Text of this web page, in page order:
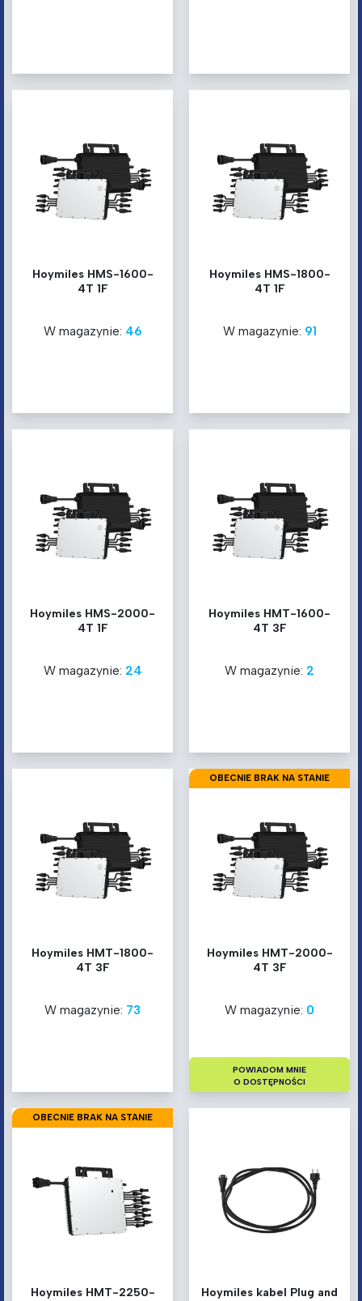
Hoymiles HMS-1600-
4T 1F
W magazynie: 46
Hoymiles HMS-1800-
4T 1F
W magazynie: 91
Hoymiles HMS-2000-
4T 1F
W magazynie: 24
Hoymiles HMT-1600-
4T 3F
W magazynie: 2
Hoymiles HMT-1800-
4T 3F
W magazynie: 73
OBECNIE BRAK NA STANIE
Hoymiles HMT-2000-
4T 3F
W magazynie: 0
POWIADOM MNIE
O DOSTĘPNOŚCI
OBECNIE BRAK NA STANIE
Hoymiles HMT-2250-
Hoymiles kabel Plug and